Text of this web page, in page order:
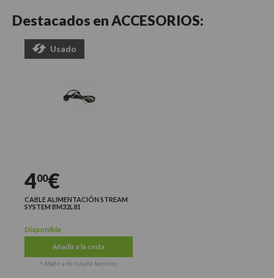
Destacados enACCESORIOS:
Usado
400€
CABLE ALIMENTACIÓN STREAM
SYSTEM BM32L81
Disponible
Añadir a la cesta
+ Añadir a mi lista de favoritos